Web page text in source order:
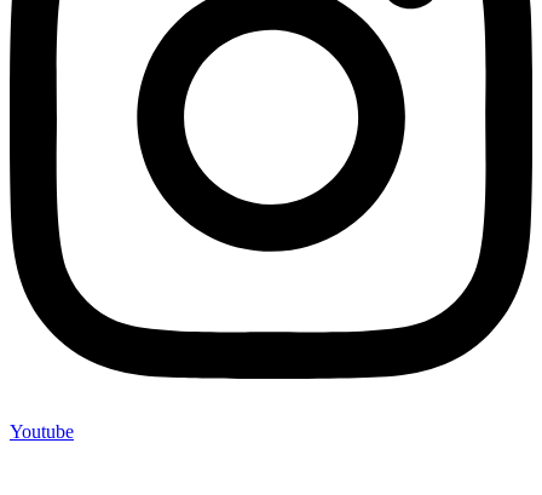
Youtube